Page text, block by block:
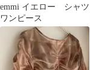
emmi イエロー シャツ
ワンピース